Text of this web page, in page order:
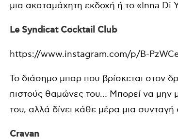
μια ακαταμάχητη εκδοχή ή το «Inna Di
Le Syndicat Cocktail Club
https://www.instagram.com/p/B-
Το διάσημο μπαρ που βρίσκεται στον
πιστούς θαμώνες του… Μπορεί να μην
του, αλλά δίνει κάθε μέρα μια
Cravan